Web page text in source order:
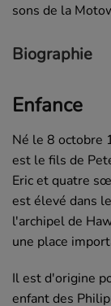
sons de la
Biographie
Enfance
Né le 8 octobre
est le fils de
Eric et quatre
est élevé dans
l'archipel de
une place
Il est d'origine
enfant des